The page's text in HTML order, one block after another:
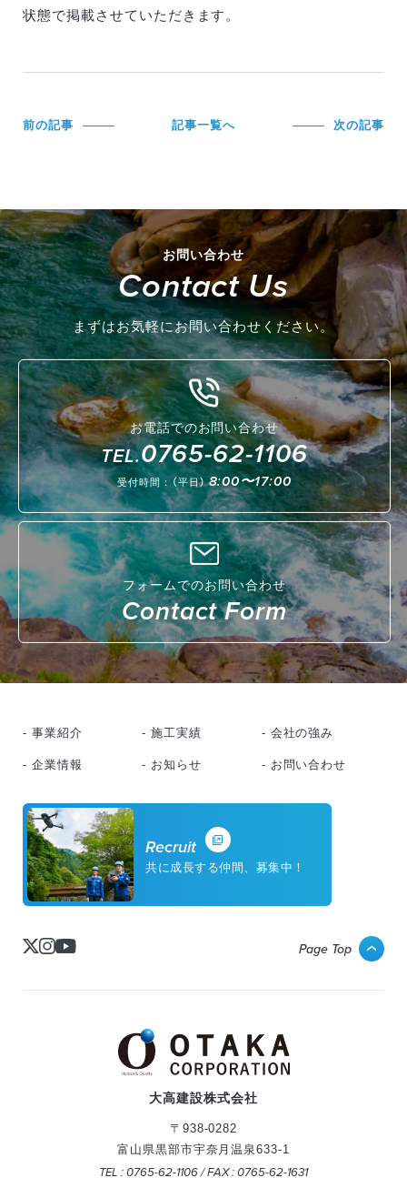
状態で掲載させていただきます。
前の記事 記事一覧へ 次の記事
お問い合わせ
Contact Us
まずはお気軽にお問い合わせください。
お電話でのお問い合わせ
TEL.0765-62-1106
受付時間：（平日） 8:00〜17:00
フォームでのお問い合わせ
Contact Form
- 事業紹介 - 施工実績 - 会社の強み
- 企業情報 - お知らせ - お問い合わせ
Recruit
共に成長する仲間、募集中！
Page Top
大高建設株式会社
〒938-0282
富山県黒部市宇奈月温泉633-1
TEL : 0765-62-1106 / FAX : 0765-62-1631